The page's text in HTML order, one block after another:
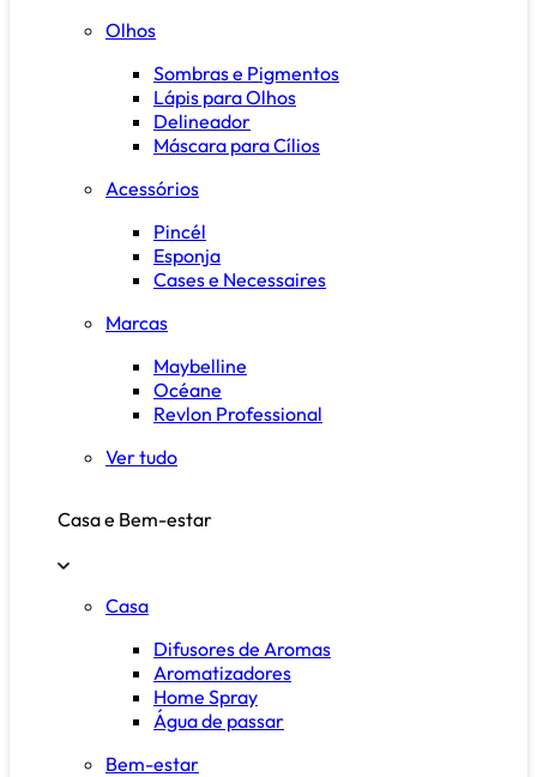
Olhos
Sombras e Pigmentos
Lápis para Olhos
Delineador
Máscara para Cílios
Acessórios
Pincél
Esponja
Cases e Necessaires
Marcas
Maybelline
Océane
Revlon Professional
Ver tudo
Casa e Bem-estar
Casa
Difusores de Aromas
Aromatizadores
Home Spray
Água de passar
Bem-estar